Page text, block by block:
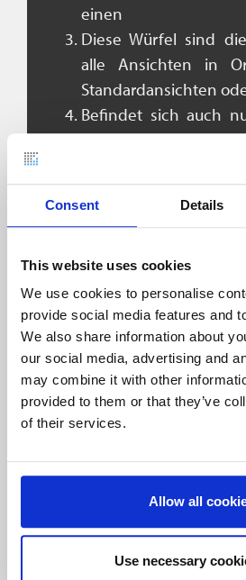
Consent Details
This website uses cookies
We use cookies to personalise
provide social media features and
We also share information about
our social media, advertising and
may combine it with other
provided to them or that they’ve
of their services.
Allow all
Use necessary
einen
Diese Würfel sind
alle Ansichten in
Standardansichten
Befindet sich auch
Punkt weit
Scanbereich,
können.
Man kann sich das
vorstellen wie eine
abgelegenen Hütte:
ein Haus steht, muss
dorthin gebaut werden –
nicht hin.